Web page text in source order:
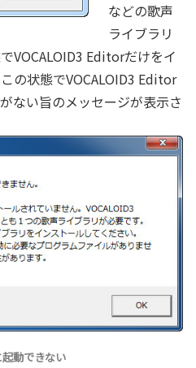
などの歌声
ライブラリ
VOCALOID3 Editorだけをイ
の状態でVOCALOID3 Editor
ない旨のメッセージが表示さ
動できない